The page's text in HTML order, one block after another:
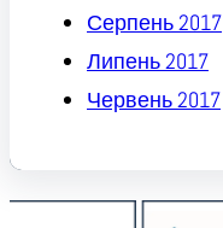
Серпень 2017
Липень 2017
Червень 2017